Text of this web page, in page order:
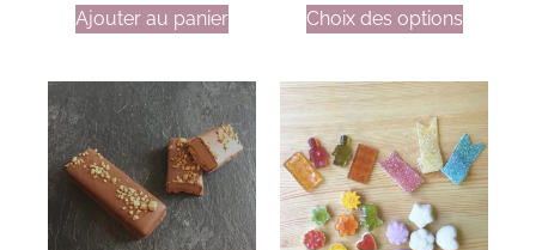
Ajouter au panier Choix des options